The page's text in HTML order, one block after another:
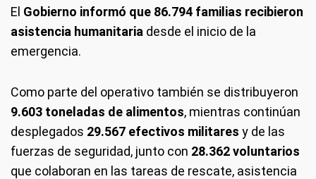
El Gobierno informó que 86.794 familias recibieron
asistencia humanitaria desde el inicio de la
emergencia.
Como parte del operativo también se distribuyeron
9.603 toneladas de alimentos, mientras continúan
desplegados 29.567 efectivos militares y de las
fuerzas de seguridad, junto con 28.362 voluntarios
que colaboran en las tareas de rescate, asistencia